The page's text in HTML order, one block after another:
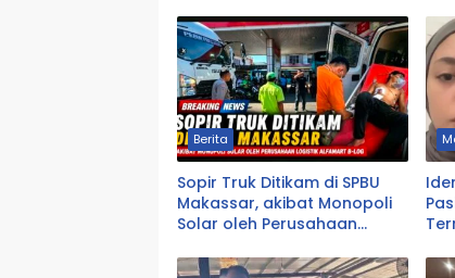
Berita
Sopir Truk Ditikam di SPBU
Makassar, akibat Monopoli
Solar oleh Perusahaan